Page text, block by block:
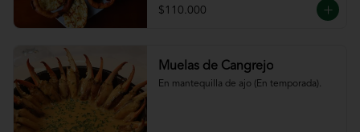
$110.000
Muelas de Cangrejo
En mantequilla de ajo (En temporada).